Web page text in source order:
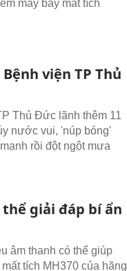
máy bay mất tích
viện TP Thủ
Thủ Đức lãnh thêm 11
nước vui, 'núp bóng'
rồi đột ngột mưa
giải đáp bí ẩn
âm thanh có thể giúp
tích MH370 của hãng